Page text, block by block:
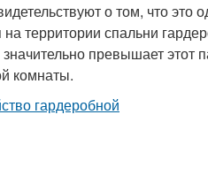
о том, что это
территории спальни
превышает этот
комнаты.